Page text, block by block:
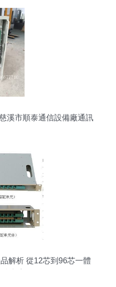
溪市順泰通信設備廠通訊
解析 從12芯到96芯一體